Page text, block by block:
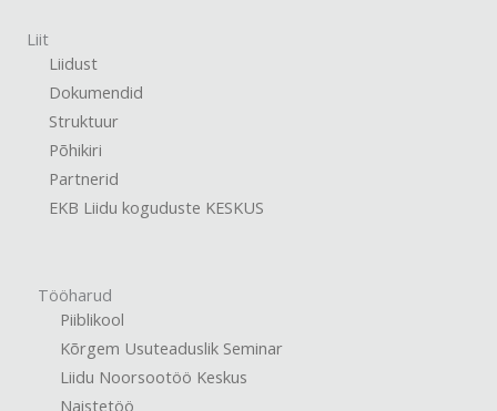
Liit
Liidust
Dokumendid
Struktuur
Põhikiri
Partnerid
EKB Liidu koguduste KESKUS
Tööharud
Piiblikool
Kõrgem Usuteaduslik Seminar
Liidu Noorsootöö Keskus
Naistetöö